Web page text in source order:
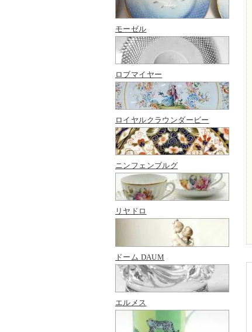
モーゼル
ロブマイヤー
ロイヤルクラウンダービー
ニンフェンブルグ
リヤドロ
ドーム DAUM
エルメス